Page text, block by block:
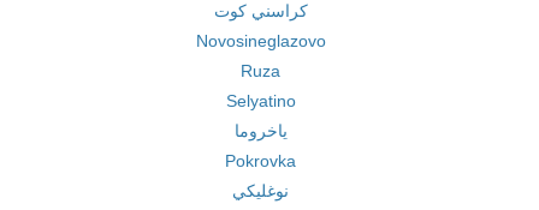
كراسني كوت
Novosineglazovo
Ruza
Selyatino
ياخروما
Pokrovka
نوغليكي